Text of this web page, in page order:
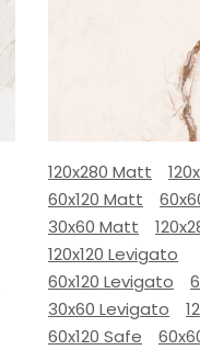
120x280 Matt
60x120 Matt
30x60 Matt
120x120 Levigato
60x120 Levigato
30x60 Levigato
60x120 Safe